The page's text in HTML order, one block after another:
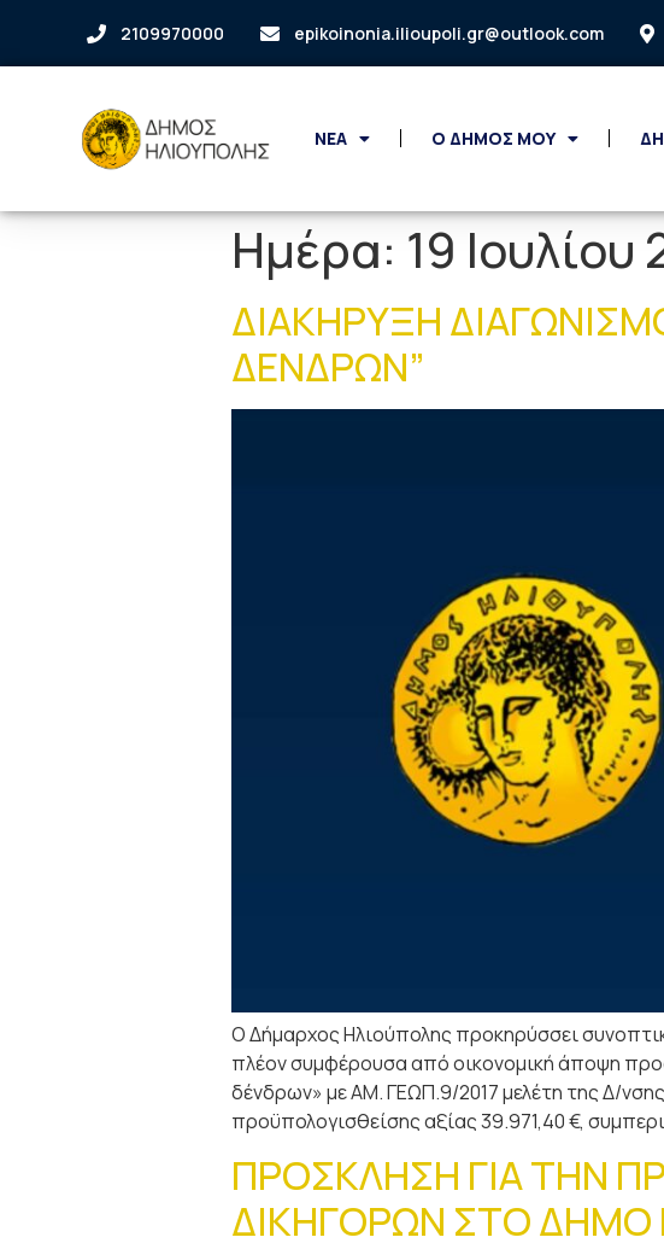
2109970000 epikoinonia.ilioupoli.gr@outlook.com
ΝΕΑ Ο ΔΗΜΟΣ ΜΟΥ
Ημέρα: 19 Ιουλίου
ΔΙΑΚΗΡΥΞΗ
ΔΕΝΔΡΩΝ”
Ο Δήμαρχος Ηλιούπολης προκηρύσσει
πλέον συμφέρουσα από οικονομική άποψη
δένδρων» με ΑΜ. ΓΕΩΠ.9/2017 μελέτη της Δ/
προϋπολογισθείσης αξίας 39.971,40 €,
ΠΡΟΣΚΛΗΣΗ ΓΙΑ ΤΗΝ
ΔΙΚΗΓΟΡΩΝ ΣΤΟ ΔΗΜΟ